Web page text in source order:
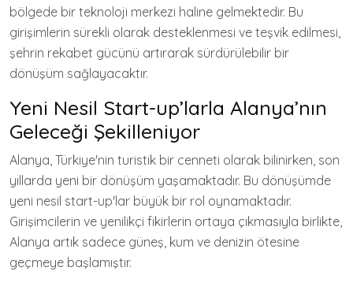
bölgede bir teknoloji merkezi haline gelmektedir. Bu
girişimlerin sürekli olarak desteklenmesi ve teşvik edilmesi,
şehrin rekabet gücünü artırarak sürdürülebilir bir
dönüşüm sağlayacaktır.
Yeni Nesil Start-up’larla Alanya’nın
Geleceği Şekilleniyor
Alanya, Türkiye'nin turistik bir cenneti olarak bilinirken, son
yıllarda yeni bir dönüşüm yaşamaktadır. Bu dönüşümde
yeni nesil start-up'lar büyük bir rol oynamaktadır.
Girişimcilerin ve yenilikçi fikirlerin ortaya çıkmasıyla birlikte,
Alanya artık sadece güneş, kum ve denizin ötesine
geçmeye başlamıştır.